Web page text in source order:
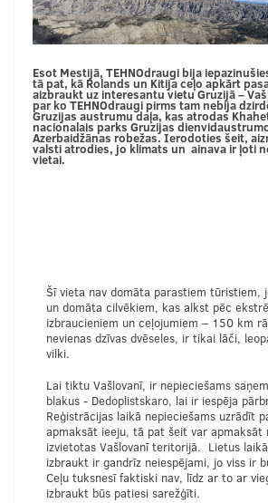
Esot Mestijā, TEHNOdraugi bija
tā pat, kā Rolands un Kitija ceļo apkārt
aizbraukt uz interesantu vietu Gruzijā –
par ko TEHNOdraugi pirms tam nebija
Gruzijas austrumu daļa, kas atrodas
nacionalais parks Gruzijas
Azerbaidžānas robežas. Ierodoties šeit,
valsti atrodies, jo klimats un ainava ir ļoti
vietai.
Šī vieta nav domāta parastiem tūristiem,
un domāta cilvēkiem, kas alkst pēc
izbraucieniem un ceļojumiem – 150 km
nevienas dzīvas dvēseles, ir tikai lāči,
vilki.
Lai tiktu Vašlovanī, ir nepieciešams
blakus - Dedoplistskaro, lai ir iespēja
Reģistrācijas laikā nepieciešams uzrādīt
apmaksāt ieeju, tā pat šeit var apmaksāt
izvietotas Vašlovanī teritorijā. Lietus
izbraukt ir gandrīz neiespējami, jo viss ir
Ceļu tuksnesī faktiski nav, līdz ar to ar
izbraukt būs patiesi sarežģīti.